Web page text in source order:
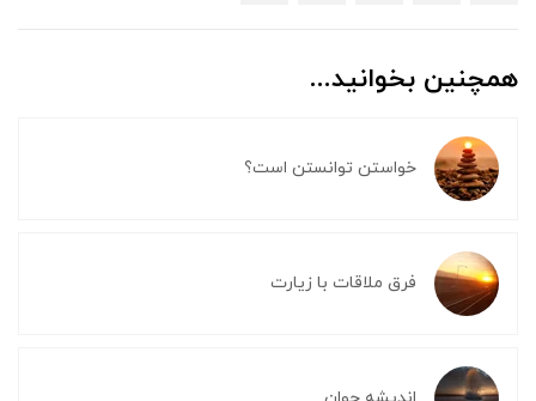
همچنین بخوانید...
خواستن توانستن است؟
فرق ملاقات با زیارت